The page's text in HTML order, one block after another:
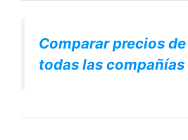
Comparar precios
todas las compañías